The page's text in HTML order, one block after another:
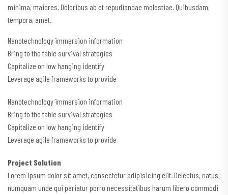
minima, maiores. Doloribus ab et repudiandae molestiae. Quibusdam,
tempora, amet.
Nanotechnology immersion information
Bring to the table survival strategies
Capitalize on low hanging identify
Leverage agile frameworks to provide
Nanotechnology immersion information
Bring to the table survival strategies
Capitalize on low hanging identify
Leverage agile frameworks to provide
Project Solution
Lorem ipsum dolor sit amet, consectetur adipisicing elit. Delectus, natus
numquam unde qui pariatur porro necessitatibus harum libero commodi